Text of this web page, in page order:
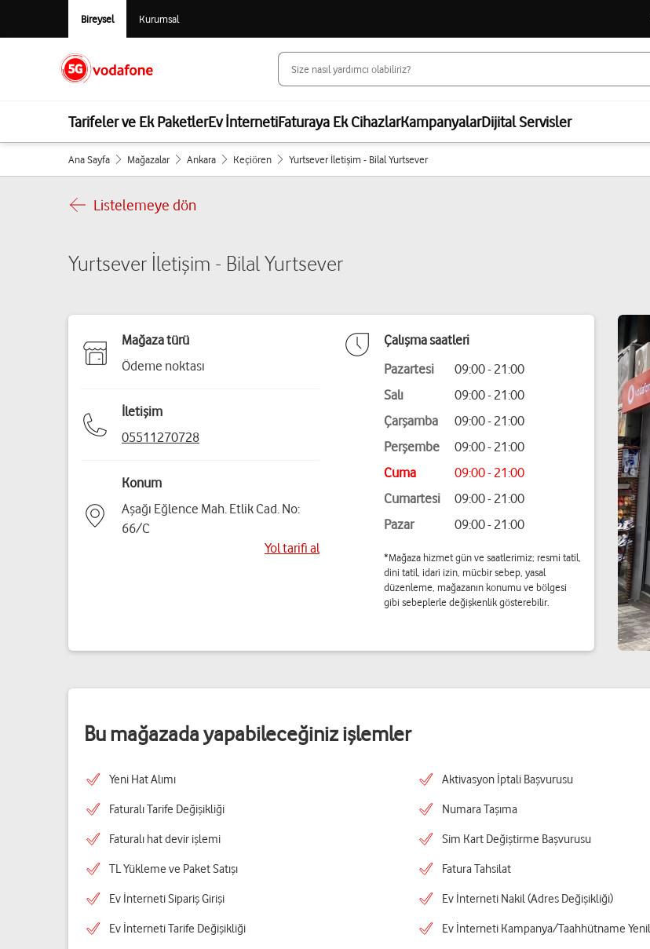
Bireysel Kurumsal
Tarifeler ve Ek PaketlerEv İnternetiFaturaya Ek CihazlarKampanyalarDijital Servisler
Ana Sayfa Mağazalar Ankara Keçiören Yurtsever İletişim - Bilal Yurtsever
Listelemeye dön
Yurtsever İletişim - Bilal Yurtsever
Mağaza türü
Ödeme noktası
İletişim
05511270728
Konum
Aşağı Eğlence Mah. Etlik Cad. No:
66/C
Yol tarifi al
Çalışma saatleri
Pazartesi
09:00 - 21:00
Salı
09:00 - 21:00
Çarşamba
09:00 - 21:00
Perşembe
09:00 - 21:00
Cuma
09:00 - 21:00
Cumartesi
09:00 - 21:00
Pazar
09:00 - 21:00
*Mağaza hizmet gün ve saatlerimiz; resmi tatil,
dini tatil, idari izin, mücbir sebep, yasal
düzenleme, mağazanın konumu ve bölgesi
gibi sebeplerle değişkenlik gösterebilir.
Bu mağazada yapabileceğiniz işlemler
Yeni Hat Alımı Aktivasyon İptali Başvurusu
Faturalı Tarife Değişikliği Numara Taşıma
Faturalı hat devir işlemi Sim Kart Değiştirme Başvurusu
TL Yükleme ve Paket Satışı Fatura Tahsilat
Ev İnterneti Sipariş Girişi Ev İnterneti Nakil (Adres Değişikliği)
Ev İnterneti Tarife Değişikliği Ev İnterneti Kampanya/Taahhütname